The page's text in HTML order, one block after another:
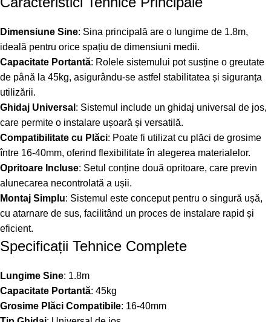
Dimensiune Sine: Sina principală are o lungime de 1.8m,
ideală pentru orice spațiu de dimensiuni medii.
Capacitate Portantă: Rolele sistemului pot susține o greutate
de până la 45kg, asigurându-se astfel stabilitatea și siguranța
utilizării.
Ghidaj Universal : Sistemul include un ghidaj universal de jos,
care permite o instalare ușoară și versatilă.
Compatibilitate cu Plăci: Poate fi utilizat cu plăci de grosime
între 16-40mm, oferind flexibilitate în alegerea materialelor.
Opritoare Incluse: Setul conține două opritoare, care previn
alunecarea necontrolată a ușii.
Montaj Simplu: Sistemul este conceput pentru o singură ușă,
cu atarnare de sus, facilitând un proces de instalare rapid și
eficient.
Specificații Tehnice Complete
Lungime Sine: 1.8m
Capacitate Portantă: 45kg
Grosime Plăci Compatibile: 16-40mm